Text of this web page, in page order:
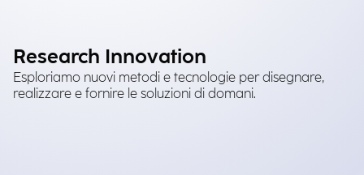
Research Innovation
Esploriamo nuovi metodi e tecnologie per disegnare,
realizzare e fornire le soluzioni di domani.